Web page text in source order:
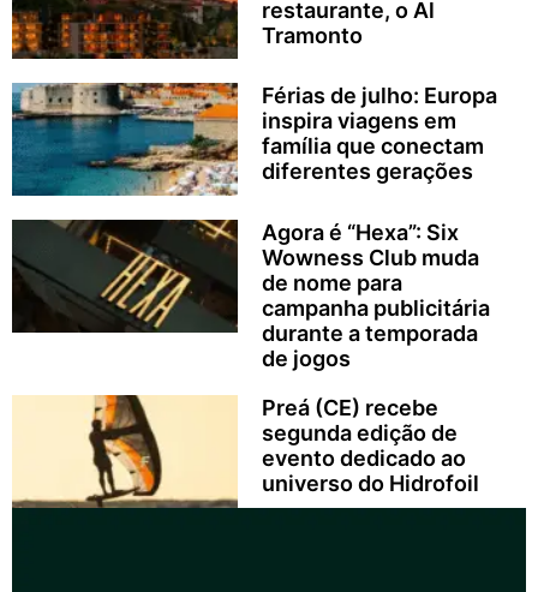
restaurante, o Al
Tramonto
Férias de julho: Europa
inspira viagens em
família que conectam
diferentes gerações
Agora é “Hexa”: Six
Wowness Club muda
de nome para
campanha publicitária
durante a temporada
de jogos
Preá (CE) recebe
segunda edição de
evento dedicado ao
universo do Hidrofoil